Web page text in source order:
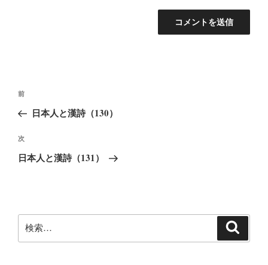
投
ナ
ビ
ゲ
ン
前
の
稿
前
日本人と漢詩（130）
次
の
次
日本人と漢詩（131）
索: